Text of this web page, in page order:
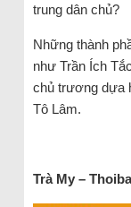
trung dân chủ?
Những thành
như Trần Ích
chủ trương dựa
Tô Lâm.
Trà My –